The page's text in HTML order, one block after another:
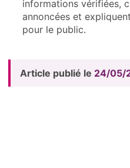
informations vérifiées,
annoncées et
pour le public.
Article publié le 24/05/